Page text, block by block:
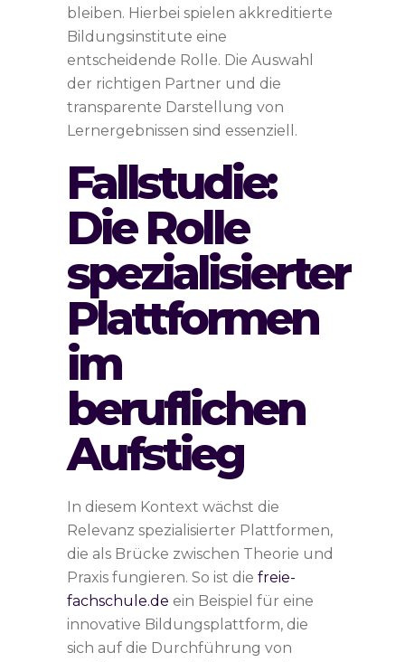
bleiben. Hierbei spielen akkreditierte
Bildungsinstitute eine
entscheidende Rolle. Die Auswahl
der richtigen Partner und die
transparente Darstellung von
Lernergebnissen sind essenziell.
Fallstudie:
Die Rolle
spezialisierter
Plattformen
im
beruflichen
Aufstieg
In diesem Kontext wächst die
Relevanz spezialisierter Plattformen,
die als Brücke zwischen Theorie und
Praxis fungieren. So ist die freie-
fachschule.de ein Beispiel für eine
innovative Bildungsplattform, die
sich auf die Durchführung von